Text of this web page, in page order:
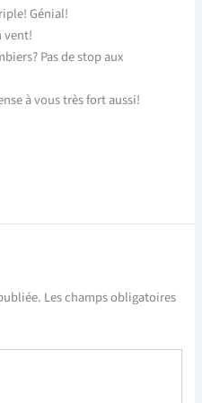
Génial!
vent!
Pas de stop aux
à vous très fort aussi!
Les champs obligatoires